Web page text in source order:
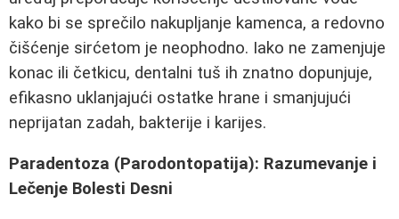
kako bi se sprečilo nakupljanje kamenca, a redovno
čišćenje sirćetom je neophodno. Iako ne zamenjuje
konac ili četkicu, dentalni tuš ih znatno dopunjuje,
efikasno uklanjajući ostatke hrane i smanjujući
neprijatan zadah, bakterije i karijes.
Paradentoza (Parodontopatija): Razumevanje i
Lečenje Bolesti Desni